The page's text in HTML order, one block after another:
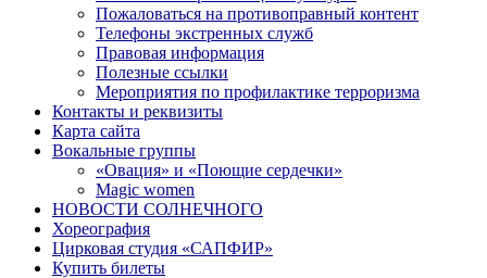
Пожаловаться на противоправный контент
Телефоны экстренных служб
Правовая информация
Полезные ссылки
Мероприятия по профилактике терроризма
Контакты и реквизиты
Карта сайта
Вокальные группы
«Овация» и «Поющие сердечки»
Magic women
НОВОСТИ СОЛНЕЧНОГО
Хореография
Цирковая студия «САПФИР»
Купить билеты